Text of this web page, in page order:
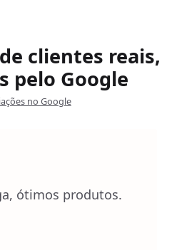
clientes reais,
pelo Google
no Google
ótimos produtos.